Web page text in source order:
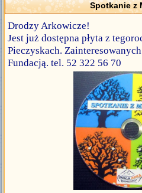
Spotkanie z
Drodzy Arkowicze!
Jest już dostępna płyta z
Pieczyskach.
Fundacją. tel. 52 322 56 70